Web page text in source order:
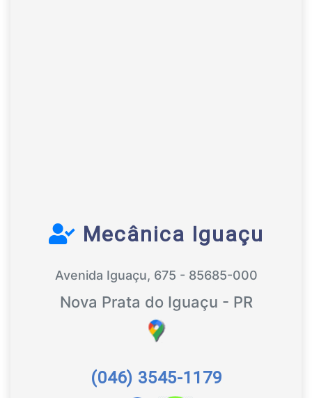
Mecânica Iguaçu
Avenida Iguaçu, 675 - 85685-000
Nova Prata do Iguaçu - PR
(046) 3545-1179